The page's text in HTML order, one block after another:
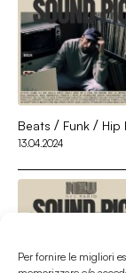
Per fornire le migliori
Beats / Funk / Hip
13.04.2024